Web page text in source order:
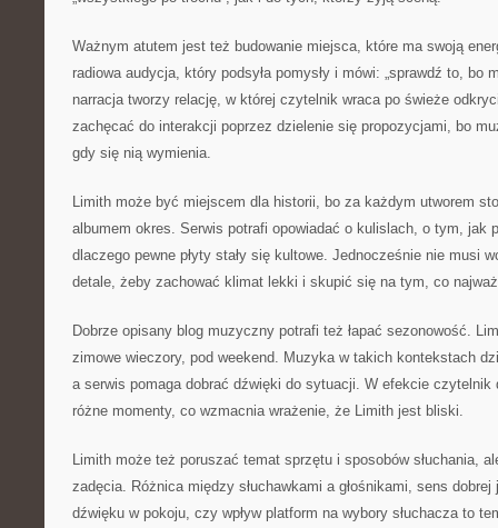
Ważnym atutem jest też budowanie miejsca, które ma swoją
radiowa audycja, który podsyła pomysły i mówi: „sprawdź to, bo
narracja tworzy relację, w której czytelnik wraca po świeże
zachęcać do interakcji poprzez dzielenie się propozycjami, bo
gdy się nią wymienia.
Limith może być miejscem dla historii, bo za każdym utworem
albumem okres. Serwis potrafi opowiadać o kulislach, o tym, jak
dlaczego pewne płyty stały się kultowe. Jednocześnie nie musi
detale, żeby zachować klimat lekki i skupić się na tym, co
Dobrze opisany blog muzyczny potrafi też łapać sezonowość.
zimowe wieczory, pod weekend. Muzyka w takich kontekstach
a serwis pomaga dobrać dźwięki do sytuacji. W efekcie czytelnik
różne momenty, co wzmacnia wrażenie, że Limith jest bliski.
Limith może też poruszać temat sprzętu i sposobów słuchania,
zadęcia. Różnica między słuchawkami a głośnikami, sens
dźwięku w pokoju, czy wpływ platform na wybory słuchacza to